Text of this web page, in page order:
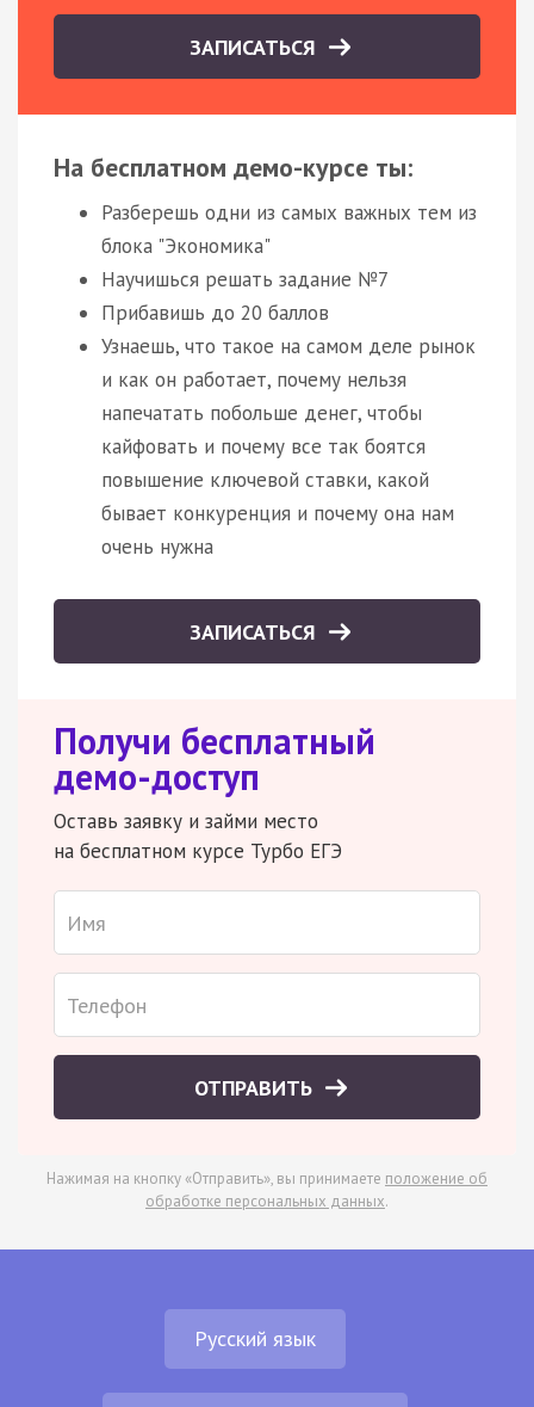
ЗАПИСАТЬСЯ
На бесплатном демо-курсе ты:
Разберешь одни из самых важных тем из
блока "Экономика"
Научишься решать задание №7
Прибавишь до 20 баллов
Узнаешь, что такое на самом деле рынок
и как он работает, почему нельзя
напечатать побольше денег, чтобы
кайфовать и почему все так боятся
повышение ключевой ставки, какой
бывает конкуренция и почему она нам
очень нужна
ЗАПИСАТЬСЯ
Получи бесплатный
демо-доступ
Оставь заявку и займи место
на бесплатном курсе Турбо ЕГЭ
ОТПРАВИТЬ
Нажимая на кнопку «Отправить», вы принимаете положение об
обработке персональных данных.
Русский язык